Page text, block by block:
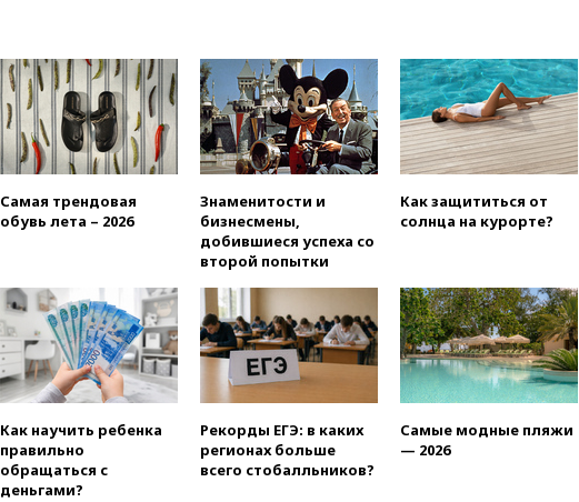
11:19
Россия рассчитывает
заключить безвизовые
соглашения с Индонезией и
Малайзией
11:04
«Ведомости»: на партию
«Яблоко» ополчились
конкуренты
10:59
раздавать питьевую воду
бесплатно
10:41
Бывшая глава брокера
Mind Money Юлия Хандошко
признала свою вину
понимает невозможность
одновременного членства в
ЕС и ЕАЭС
Самая трендовая
обувь лета – 2026
Знаменитости и
бизнесмены,
добившиеся успеха со
второй попытки
Как защититься от
солнца на курорте?
Как научить ребенка
правильно
обращаться с
деньгами?
Рекорды ЕГЭ: в каких
регионах больше
всего стобалльников?
Самые модные пляжи
— 2026